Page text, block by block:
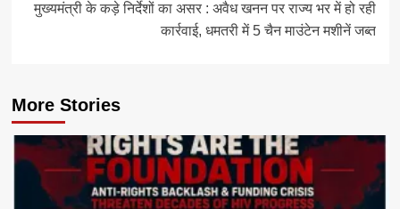
मुख्यमंत्री के कड़े निर्देशों का असर : अवैध खनन पर राज्य भर में हो रही
कार्रवाई, धमतरी में 5 चैन माउंटेन मशीनें जब्त
More Stories